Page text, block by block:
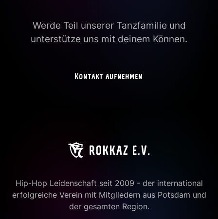
Werde Teil unserer Tanzfamilie und
unterstütze uns mit deinem Können.
Kontakt aufnehmen
Hip-Hop Leidenschaft seit 2009 - der international
erfolgreiche Verein mit Mitgliedern aus Potsdam und
der gesamten Region.